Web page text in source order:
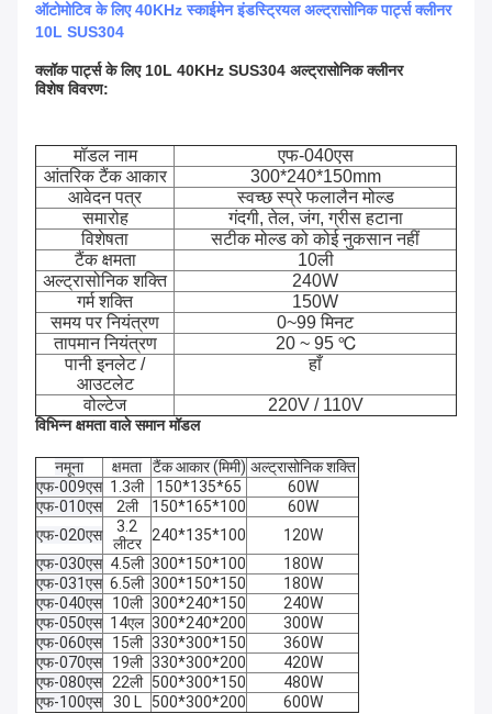
ऑटोमोटिव के लिए 40KHz स्काईमेन इंडस्ट्रियल अल्ट्रासोनिक पार्ट्स क्लीनर
10L SUS304
क्लॉक पार्ट्स के लिए 10L 40KHz SUS304 अल्ट्रासोनिक क्लीनर
विशेष विवरण:
मॉडल नाम
एफ-040एस
आंतरिक टैंक आकार
300*240*150mm
आवेदन पत्र
स्वच्छ स्प्रे फलालैन मोल्ड
समारोह
गंदगी, तेल, जंग, ग्रीस हटाना
विशेषता
सटीक मोल्ड को कोई नुकसान नहीं
टैंक क्षमता
10ली
अल्ट्रासोनिक शक्ति
240W
गर्म शक्ति
150W
समय पर नियंत्रण
0~99 मिनट
तापमान नियंत्रण
20 ~ 95 ℃
पानी इनलेट /
आउटलेट
हाँ
वोल्टेज 220V / 110V
विभिन्न क्षमता वाले समान मॉडल
नमूना क्षमता टैंक आकार (मिमी) अल्ट्रासोनिक शक्ति
एफ-009एस 1.3ली 150*135*65
60W
एफ-010एस
2ली 150*165*100
60W
एफ-020एस
3.2
लीटर 240*135*100
120W
एफ-030एस 4.5ली 300*150*100
180W
एफ-031एस 6.5ली 300*150*150
180W
एफ-040एस
10ली 300*240*150
240W
एफ-050एस 14एल 300*240*200
300W
एफ-060एस
15ली 330*300*150
360W
एफ-070एस
19ली 330*300*200
420W
एफ-080एस 22ली 500*300*150
480W
एफ-100एस
30 L 500*300*200 600W